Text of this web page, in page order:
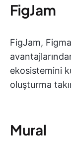
FigJam
FigJam,
ekosistemini
oluşturma
Mural